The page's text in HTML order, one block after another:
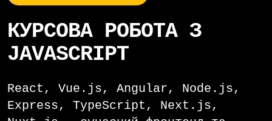
КУРСОВА РОБОТА З
JAVASCRIPT
React, Vue.js, Angular, Node.js,
Express, TypeScript, Next.js,